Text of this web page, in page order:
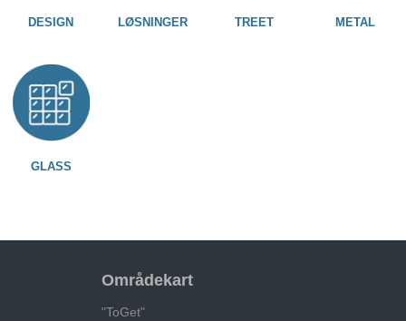
DESIGN LØSNINGER TREET METAL
GLASS
Områdekart
"ToGet"